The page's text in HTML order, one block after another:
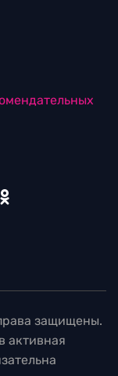
защищены.
активная